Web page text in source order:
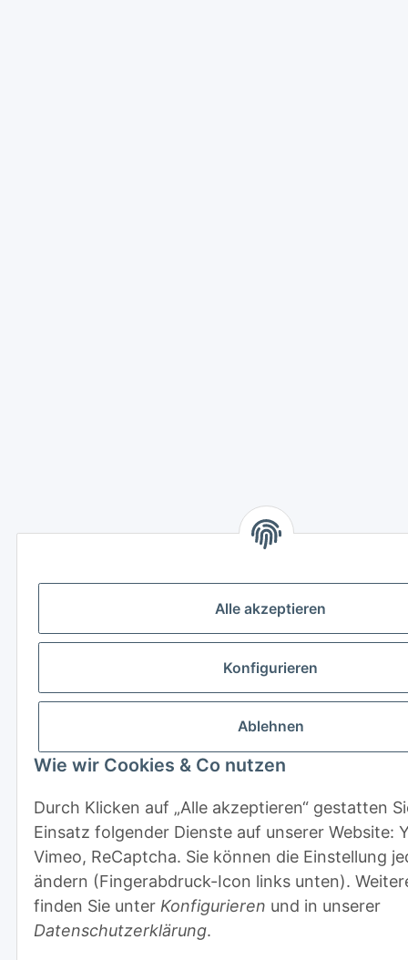
Alle akzeptieren
Konfigurieren
Ablehnen
Wie wir Cookies & Co nutzen
Durch Klicken auf „Alle akzeptieren“ gestatten
Einsatz folgender Dienste auf unserer Website:
Vimeo, ReCaptcha. Sie können die Einstellung
ändern (Fingerabdruck-Icon links unten).
finden Sie unter Konfigurieren und in unserer
Datenschutzerklärung.